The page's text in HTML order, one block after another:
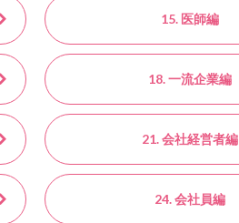
15. 医師編
18. 一流企業編
21. 会社経営者編
24. 会社員編